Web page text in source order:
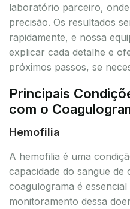
laboratório parceiro,
precisão. Os resultados
rapidamente, e nossa
explicar cada detalhe e
próximos passos, se
Principais
com o
Hemofilia
A hemofilia é uma
capacidade do sangue de
coagulograma é
monitoramento dessa